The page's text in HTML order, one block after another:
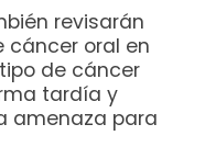
revisarán
cáncer oral en
de cáncer
tardía y
amenaza para